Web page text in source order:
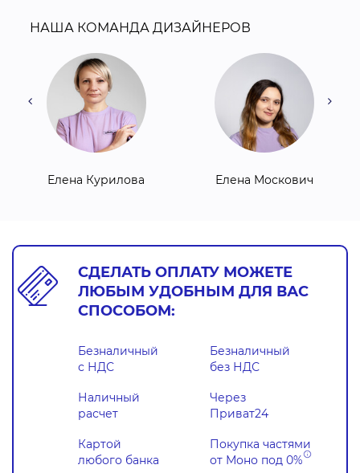
НАША КОМАНДА ДИЗАЙНЕРОВ
Елена Курилова Елена Москович
СДЕЛАТЬ ОПЛАТУ МОЖЕТЕ
ЛЮБЫМ УДОБНЫМ ДЛЯ ВАС
СПОСОБОМ:
Безналичный
с НДС
Безналичный
без НДС
Наличный
расчет
Через
Приват24
Картой
любого банка
Покупка частями
от Моно под0%